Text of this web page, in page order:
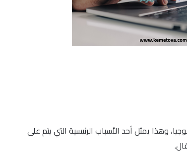
وهذا يمثل أحد الأسباب الرئيسية التي يتم على